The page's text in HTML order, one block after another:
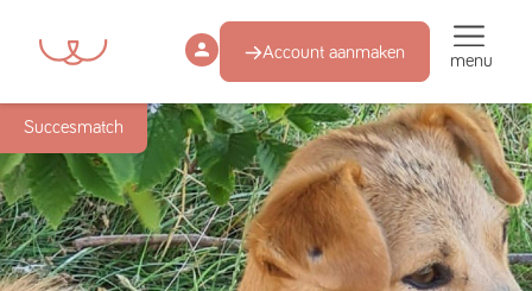
Account aanmaken menu
Succesmatch